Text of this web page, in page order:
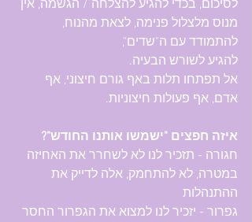
לסיכום, בכדי להגיע להצלחה / הגשמה, אין
מנוס מלצלול פנימה, לצאת מהנוח,
להתמודד עם ה"שדים",
להגיע לשורש הבעיה.
אל תפתחו תלות באף גורם חיצוני, אף
אדם, אף פעולות חיצוניות.
איזה חפצים "ישמשו אותנו החודש"?
חגורה - תזכיר לנו לא לשחרר את האחיזה
במטרה, לא להתחמק, אלה לדייק את
ההתנהלות
גפרור - יזכיר לנו למצוא את הגפרור החסר